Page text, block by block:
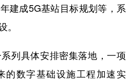
建成5G基站目标规划等，系
具体安排密集落地，一项
的数字基础设施工程加速实